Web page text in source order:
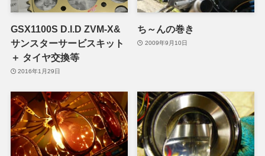
GSX1100S D.I.D ZVM-X&
サンスターサービスキット
＋ タイヤ交換等
2016年1月29日
ち～んの巻き
2009年9月10日